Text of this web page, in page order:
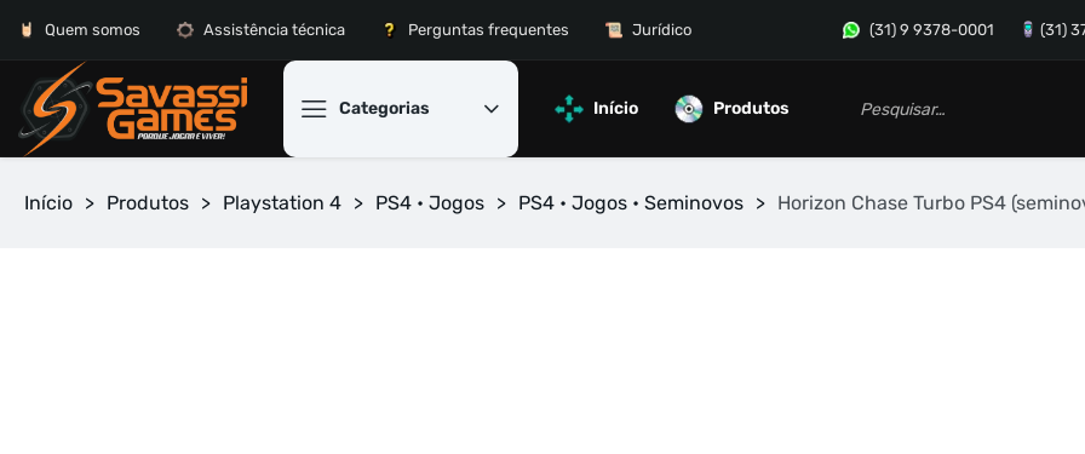
(31) 9 9378-0001 (31)
Quem somos Assistência técnica Perguntas frequentes Jurídico
Categorias Início Produtos
Início > Produtos > Playstation 4 > PS4 • Jogos > PS4 • Jogos • Seminovos > Horizon Chase Turbo PS4